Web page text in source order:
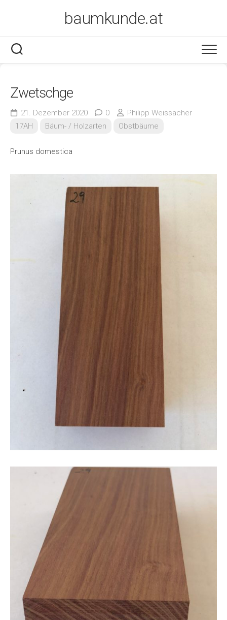
baumkunde.at
Zwetschge
21. Dezember 2020 0
Philipp Weissacher
17AH
Bäum- / Holzarten Obstbäume
Prunus domestica